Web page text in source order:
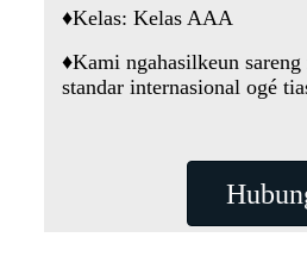
♦Kelas: Kelas AAA
♦Kami ngahasilkeun
standar internasional ogé